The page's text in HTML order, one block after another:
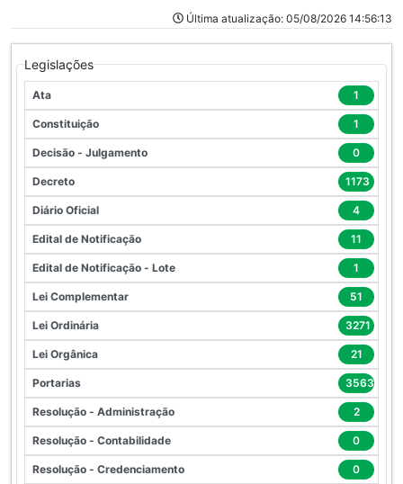
Última atualização: 05/08/2026 14:56:13
Legislações
Ata 1
Constituição 1
Decisão - Julgamento 0
Decreto 1173
Diário Oficial 4
Edital de Notificação 11
Edital de Notificação - Lote 1
Lei Complementar 51
Lei Ordinária 3271
Lei Orgânica 21
Portarias 3563
Resolução - Administração 2
Resolução - Contabilidade 0
Resolução - Credenciamento 0